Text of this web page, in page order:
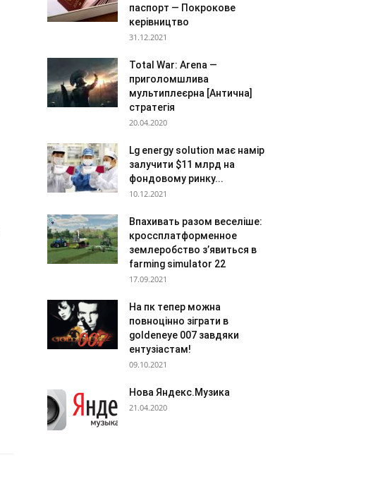
паспорт — Покрокове
керівництво
31.12.2021
Total War: Arena —
приголомшлива
мультиплеєрна [Антична]
стратегія
20.04.2020
Lg energy solution має намір
залучити $11 млрд на
фондовому ринку...
10.12.2021
Впахивать разом веселіше:
кроссплатформенное
землеробство з’явиться в
farming simulator 22
17.09.2021
На пк тепер можна
повноцінно зіграти в
goldeneye 007 завдяки
ентузіастам!
09.10.2021
Нова Яндекс.Музика
21.04.2020